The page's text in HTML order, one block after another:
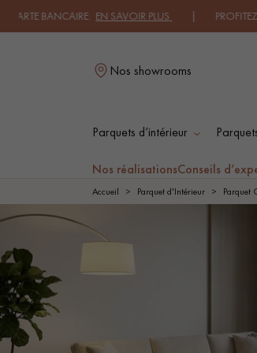
EN SAVOIR PLUS| PROFITEZ DE NOS PETITS
Nos showrooms
Parquets d’intérieur
Nos réalisationsConseils
Accueil Parquet d'Intérieur Parquet